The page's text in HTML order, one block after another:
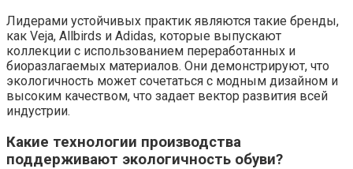
Лидерами устойчивых практик являются такие бренды,
как Veja, Allbirds и Adidas, которые выпускают
коллекции с использованием переработанных и
биоразлагаемых материалов. Они демонстрируют, что
экологичность может сочетаться с модным дизайном и
высоким качеством, что задает вектор развития всей
индустрии.
Какие технологии производства
поддерживают экологичность обуви?